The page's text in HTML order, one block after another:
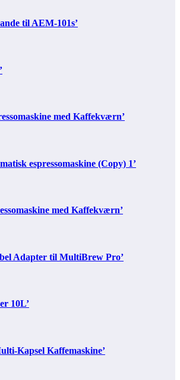
til AEM-101s’
med Kaffekværn’
espressomaskine (Copy) 1’
med Kaffekværn’
Adapter til MultiBrew Pro’
10L’
Kapsel Kaffemaskine’